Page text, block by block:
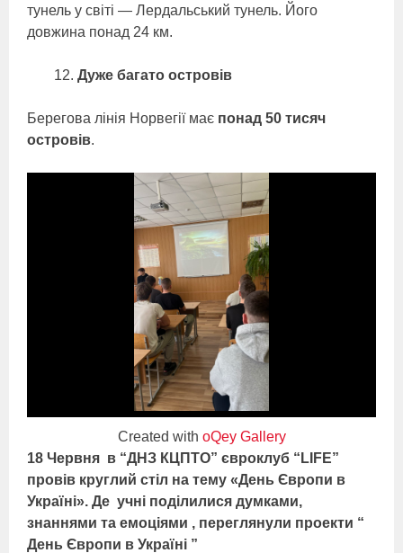
тунель у світі — Лердальський тунель. Його
довжина понад 24 км.
Дуже багато островів
Берегова лінія Норвегії має понад 50 тисяч
островів.
Created with oQey Gallery
18 Червня в “ДНЗ КЦПТО” євроклуб “LIFE”
провів круглий стіл на тему «День Європи в
Україні». Де учні поділилися думками,
знаннями та емоціями , переглянули проекти “
День Європи в Україні ”